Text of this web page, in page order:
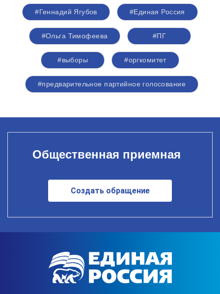
#Геннадий Ягубов #Единая Россия
#Ольга Тимофеева #ПГ
#выборы #оргкомитет
#предварительное партийное голосование
Общественная приемная
Создать обращение